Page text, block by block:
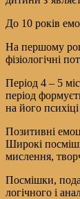
До 10 років
На першому
фізіологічні
Період 4 – 5
період
на його
Позитивні
Широкі
мислення,
Посмішки,
логічного і